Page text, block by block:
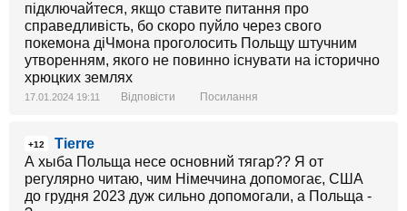
підключайтеся, якщо ставите питання про
справедливість, бо скоро пуйло через свого
покемона діЧмона проголосить Польщу штучним
утворенням, якого не повинно існувати на історично
хрюцких землях
17.01.2024 19:11 Відповісти Посилання
+12
Tierre
А хыба Польща несе основний тягар?? Я от
регулярно читаю, чим Німеччина допомогає, США
до грудня 2023 дуж сильно допомогали, а Польща -